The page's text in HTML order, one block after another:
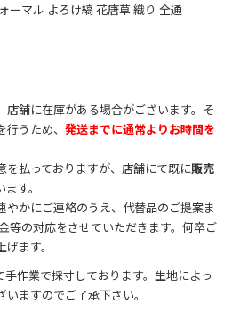
ーマル よろけ縞 花唐草 織り 全通
舗に在庫がある場合がございます。そ
行うため、発送までに通常よりお時間を
を払っておりますが、店舗にて既に販売
す。
やかにご連絡のうえ、代替品のご提案ま
等の対応をさせていただきます。何卒ご
ます。
作業で採寸しております。生地によっ
ますのでご了承下さい。